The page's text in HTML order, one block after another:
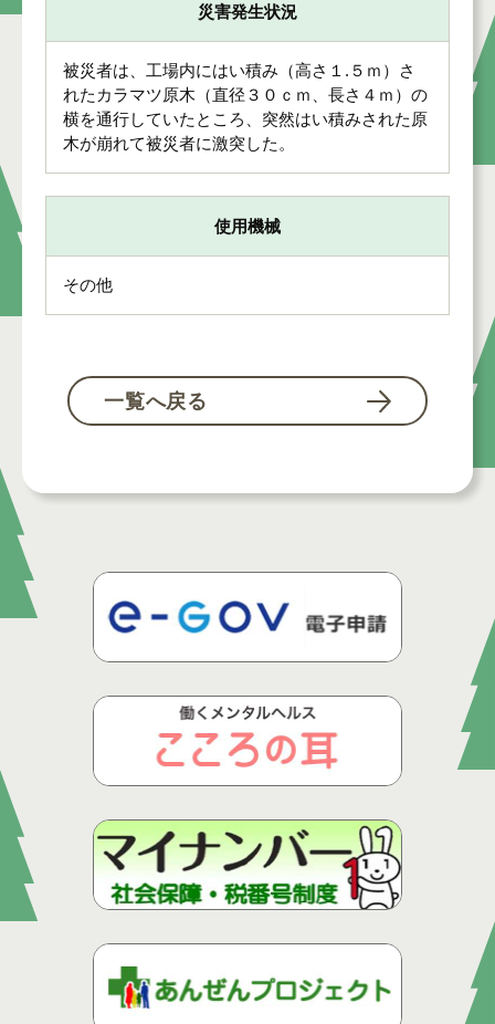
災害発生状況
被災者は、工場内にはい積み（高さ１.５ｍ）さ
れたカラマツ原木（直径３０ｃｍ、長さ４ｍ）の
横を通行していたところ、突然はい積みされた原
木が崩れて被災者に激突した。
使用機械
その他
一覧へ戻る